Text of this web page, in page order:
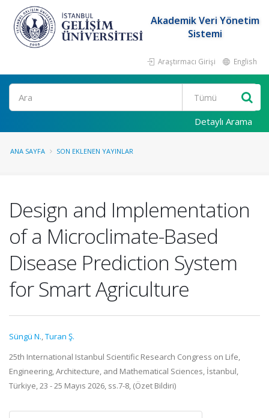
Akademik Veri Yönetim
Sistemi
Araştırmacı Girişi English
Ara
Detaylı Arama
ANA SAYFA SON EKLENEN YAYINLAR
Design and Implementation
of a Microclimate-Based
Disease Prediction System
for Smart Agriculture
Süngü N.,Turan Ş.
25th International Istanbul Scientific Research Congress on Life,
Engineering, Architecture, and Mathematical Sciences, İstanbul,
Türkiye, 23 - 25 Mayıs 2026, ss.7-8, (Özet Bildiri)